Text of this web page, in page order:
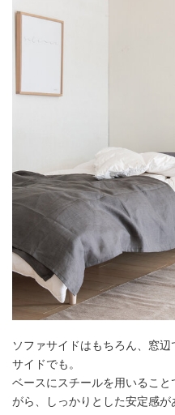
ソファサイドはもちろん、窓
サイドでも。
ベースにスチールを用いるこ
がら、しっかりとした安定感が